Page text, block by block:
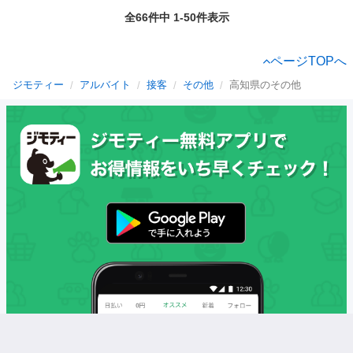
全66件中 1-50件表示
ページTOPへ
ジモティー アルバイト 接客 その他 高知県のその他